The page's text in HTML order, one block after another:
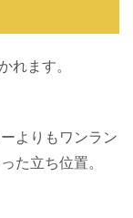
れます。
よりもワンラン
た立ち位置。